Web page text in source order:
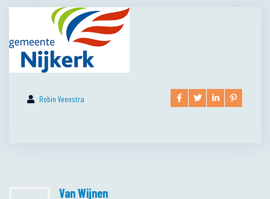
Robin Veenstra
Van Wijnen